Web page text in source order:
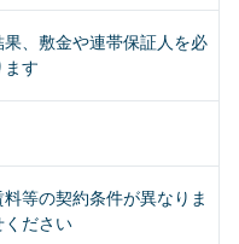
、敷金や連帯保証人を必
ます
等の契約条件が異なりま
ください